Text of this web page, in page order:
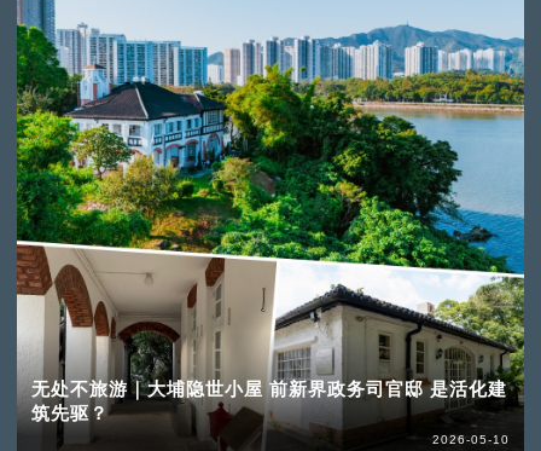
无处不旅游｜大埔隐世小屋 前新界政务司官邸 是活化建
筑先驱？
2026-05-10